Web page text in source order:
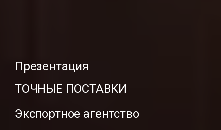
Презентация
ТОЧНЫЕ ПОСТАВКИ
Экспортное агентство